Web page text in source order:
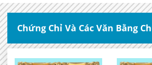
Chứng Chỉ Và Các Văn Bằng